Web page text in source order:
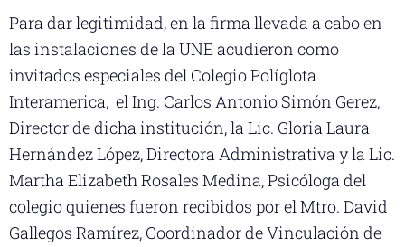
Para dar legitimidad, en la firma llevada a cabo en
las instalaciones de la UNE acudieron como
invitados especiales del Colegio Políglota
Interamerica, el Ing. Carlos Antonio Simón Gerez,
Director de dicha institución, la Lic. Gloria Laura
Hernández López, Directora Administrativa y la Lic.
Martha Elizabeth Rosales Medina, Psicóloga del
colegio quienes fueron recibidos por el Mtro. David
Gallegos Ramírez, Coordinador de Vinculación de